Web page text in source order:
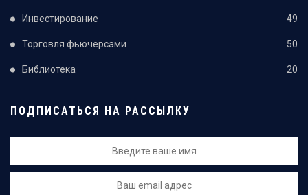
Инвестирование 49
Торговля фьючерсами 50
Библиотека 20
ПОДПИСАТЬСЯ НА РАССЫЛКУ